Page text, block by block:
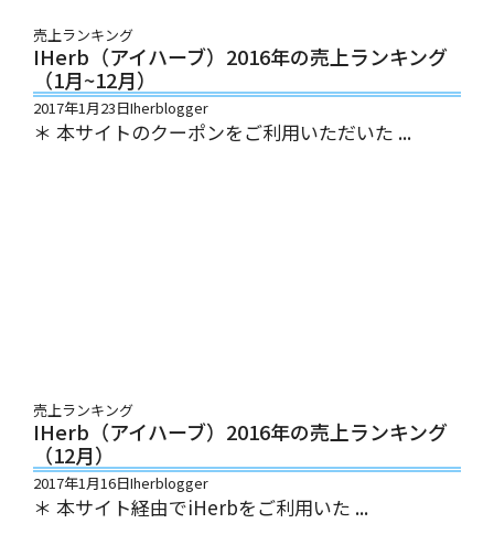
売上ランキング
IHerb（アイハーブ）2016年の売上ランキング
（1月~12月）
2017年1月23日Iherblogger
＊ 本サイトのクーポンをご利用いただいた ...
売上ランキング
IHerb（アイハーブ）2016年の売上ランキング
（12月）
2017年1月16日Iherblogger
＊ 本サイト経由でiHerbをご利用いた ...